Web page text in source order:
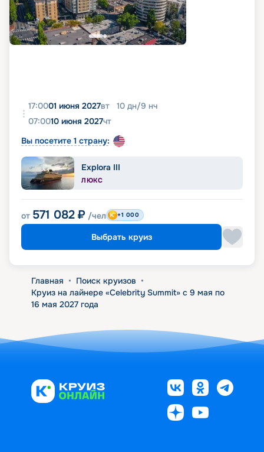
17:0001 июня 2027вт 10 дн/9 нч
07:0010 июня 2027чт
Вы посетите 1 страну:
Explora III
ЛЮКС
от 571 082 ₽ /чел +1 000
Выбрать круиз
Главная • Поиск круизов •
Круиз на лайнере «Celebrity Summit» с 9 мая по
16 мая 2027 года